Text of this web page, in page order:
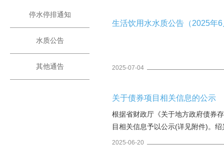
停水停排通知
水质公告
其他通告
生活饮用水水质公告（2025年
2025-07-04
关于债券项目相关信息的公示
根据省财政厅《关于地方政府债券
目相关信息予以公示(详见附件)。
2025-06-20